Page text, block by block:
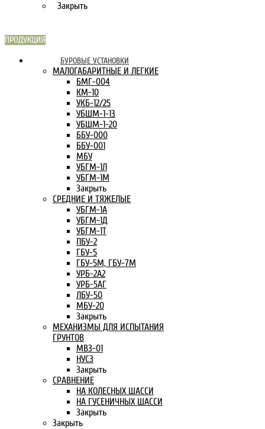
Закрыть
ПРОДУКЦИЯ
БУРОВЫЕ УСТАНОВКИ
МАЛОГАБАРИТНЫЕ И ЛЕГКИЕ
БМГ-004
КМ-10
УКБ-12/25
УБШМ-1-13
УБШМ-1-20
ББУ-000
ББУ-001
МБУ
УБГМ-1Л
УБГМ-1М
Закрыть
СРЕДНИЕ И ТЯЖЕЛЫЕ
УБГМ-1А
УБГМ-1Д
УБГМ-1Т
ПБУ-2
ГБУ-5
ГБУ-5М, ГБУ-7М
УРБ-2А2
УРБ-5АГ
ЛБУ-50
МБУ-20
Закрыть
МЕХАНИЗМЫ ДЛЯ ИСПЫТАНИЯ
ГРУНТОВ
МВЗ-01
НУСЗ
Закрыть
СРАВНЕНИЕ
НА КОЛЕСНЫХ ШАССИ
НА ГУСЕНИЧНЫХ ШАССИ
Закрыть
Закрыть